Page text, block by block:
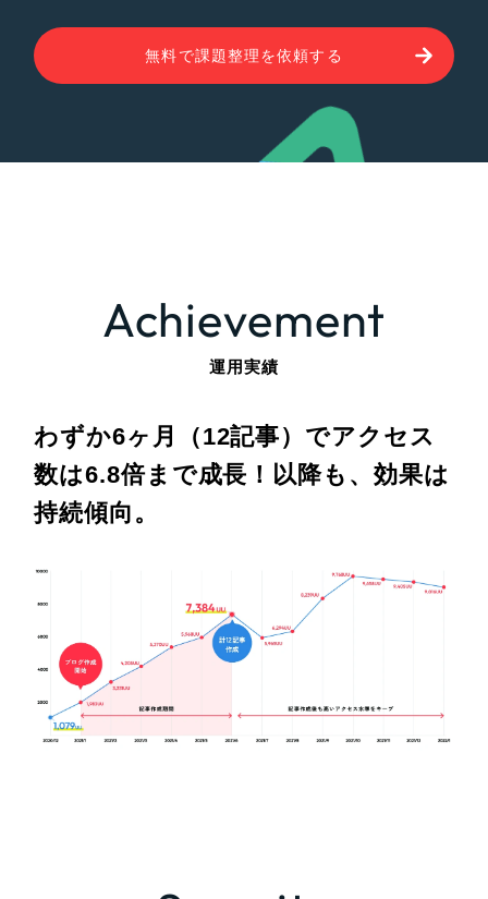
無料で課題整理を依頼する
Achievement
運用実績
わずか6ヶ月（12記事）でアクセス
数は6.8倍まで成長！ 以降も、効果は
持続傾向。